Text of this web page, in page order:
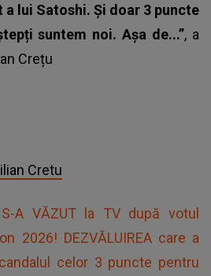
a lui Satoshi. Și doar 3 puncte
suntem noi. Așa de...”, a
Crețu
Cretu
A VĂZUT la TV după votul
2026! DEZVĂLUIREA care a
celor 3 puncte pentru